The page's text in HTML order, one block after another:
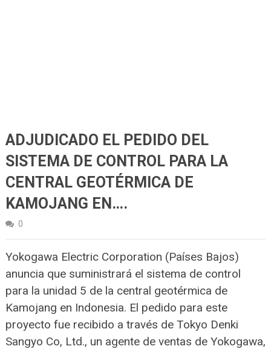
ADJUDICADO EL PEDIDO DEL
SISTEMA DE CONTROL PARA LA
CENTRAL GEOTÉRMICA DE
KAMOJANG EN….
0
Yokogawa Electric Corporation (Países Bajos)
anuncia que suministrará el sistema de control
para la unidad 5 de la central geotérmica de
Kamojang en Indonesia. El pedido para este
proyecto fue recibido a través de Tokyo Denki
Sangyo Co, Ltd., un agente de ventas de Yokogawa,